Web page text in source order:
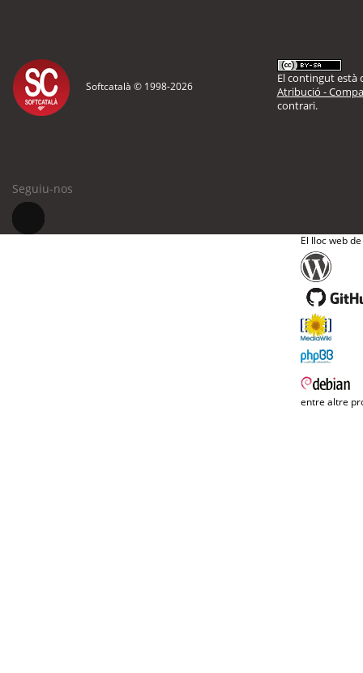
Softcatalà © 1998-2026
El contingut està
Atribució -
contrari.
Seguiu-nos
El lloc web
entre altre